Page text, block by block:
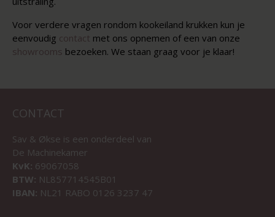
Voor verdere vragen rondom kookeiland krukken kun je
eenvoudig contact met ons opnemen of een van onze
showrooms bezoeken. We staan graag voor je klaar!
CONTACT
Sav & Økse is een onderdeel van
De Machinekamer
KvK: 69067058
BTW: NL857714545B01
IBAN: NL21 RABO 0126 3237 47